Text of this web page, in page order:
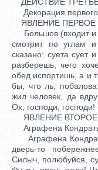
Декорация первого
ЯВЛЕНИЕ ПЕРВОЕ
Большов (входит и
смотрит по углам и
сказано: суета сует
разберешь, чего
обед испортишь, а и
бы, что ль,
жил человек, да
Ох, господи, господи!
ЯВЛЕНИЕ ВТОРОЕ
Аграфена
Аграфена
дверь-то
Силыч, полюбуйся,